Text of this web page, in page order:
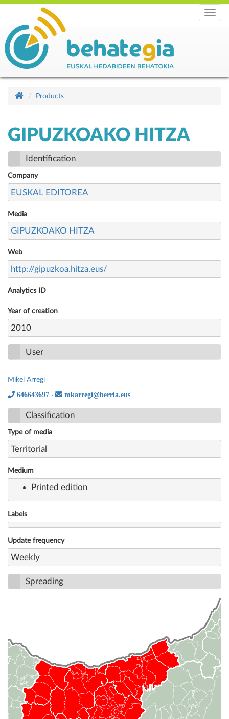
Menu
Products
GIPUZKOAKO HITZA
Identification
Company
EUSKAL EDITOREA
Media
GIPUZKOAKO HITZA
Web
http://gipuzkoa.hitza.eus/
Analytics ID
Year of creation
2010
User
Mikel Arregi
646643697 · mkarregi@berria.eus
Classification
Type of media
Territorial
Medium
Printed edition
Labels
Update frequency
Weekly
Spreading